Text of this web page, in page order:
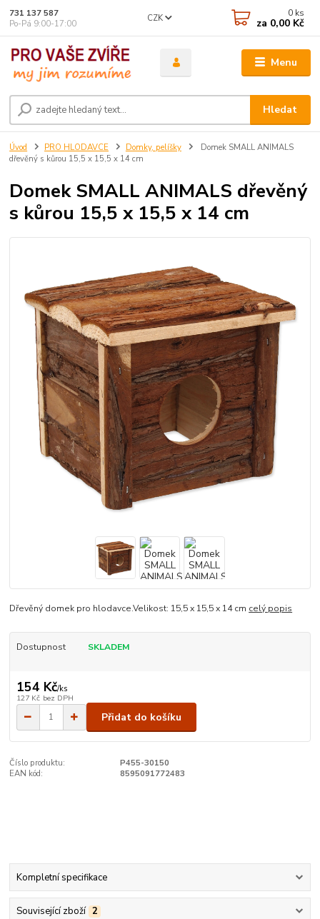
Menu
CZK
Hledat
731 137 587
Po-Pá 9:00-17:00
0 ks
za 0,00 Kč
Úvod PRO HLODAVCE Domky, pelíšky
Domek SMALL ANIMALS
dřevěný s kůrou 15,5 x 15,5 x 14 cm
Domek SMALL ANIMALS dřevěný
s kůrou 15,5 x 15,5 x 14 cm
Dřevěný domek pro hlodavce.Velikost: 15,5 x 15,5 x 14 cm celý popis
Dostupnost SKLADEM
154 Kč/ks
127 Kč bez DPH
Přidat do košíku
Číslo produktu:
P455-30150
EAN kód:
8595091772483
Kompletní specifikace
Související zboží 2